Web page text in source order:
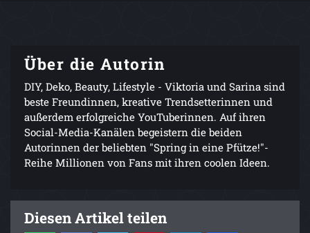
Über die Autorin
DIY, Deko, Beauty, Lifestyle - Viktoria und Sarina sind
beste Freundinnen, kreative Trendsetterinnen und
außerdem erfolgreiche YouTuberinnen. Auf ihren
Social-Media-Kanälen begeistern die beiden
Autorinnen der beliebten "Spring in eine Pfütze!"-
Reihe Millionen von Fans mit ihren coolen Ideen.
Diesen Artikel teilen